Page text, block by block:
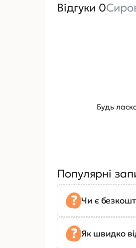
Відгуки 0
Будь
Популярні
Чи є
Як швидко